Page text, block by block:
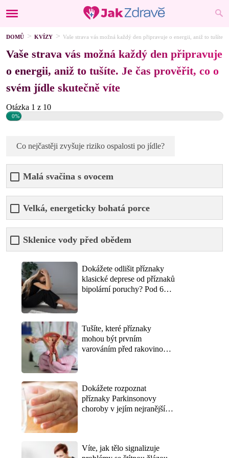
DOMŮ KVÍZY Vaše strava vás možná každý den připravuje o energii, aniž to tušíte.
Vaše strava vás možná každý den připravuje
o energii, aniž to tušíte. Je čas prověřit, co o
svém jídle skutečně víte
Otázka 1 z 10
0%
Co nejčastěji zvyšuje riziko ospalosti po jídle?
Malá svačina s ovocem
Velká, energeticky bohatá porce
Sklenice vody před obědem
Dokážete odlišit příznaky
klasické deprese od příznaků
bipolární poruchy? Pod 6
Tušíte, které příznaky
mohou být prvním
varováním před rakovinou
neberou jako ztrátu času
Dokážete rozpoznat
příznaky Parkinsonovy
choroby v jejím nejranějším
rukou
Víte, jak tělo signalizuje